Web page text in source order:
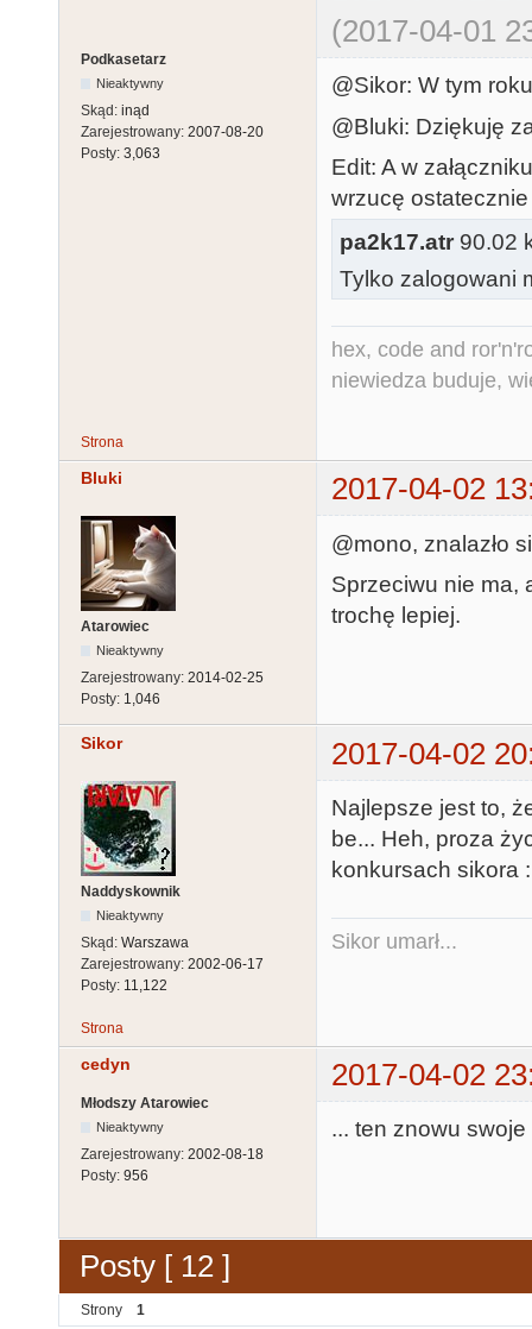
82
1004 DATA
1
1005 DATA
1006 DATA
(2017-04-01
Podkasetarz
Nieaktywny
Skąd: inąd
Zarejestrowany: 2007-08-20
Posty: 3,063
@Sikor: W tym
@Bluki: Dziękuję
Edit: A w
wrzucę
pa2k17.atr 90.02
Tylko zalogowani
hex, code and
niewiedza buduje,
Strona
Bluki 2017-04-02
Atarowiec
Nieaktywny
Zarejestrowany: 2014-02-25
Posty: 1,046
@mono, znalazło
Sprzeciwu nie ma,
trochę lepiej.
Sikor 2017-04-02
Naddyskownik
Nieaktywny
Skąd: Warszawa
Zarejestrowany: 2002-06-17
Posty: 11,122
Najlepsze jest to,
be... Heh, proza
konkursach sikora
Sikor umarł...
Strona
cedyn 2017-04-02
Młodszy Atarowiec
Nieaktywny
Zarejestrowany: 2002-08-18
Posty: 956
... ten znowu
Posty [ 12 ]
Strony 1